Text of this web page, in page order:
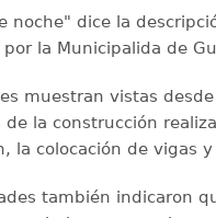
noche" dice la
la Municipalida de
muestran vistas
de la construcción
la colocación de vigas
también indicaron